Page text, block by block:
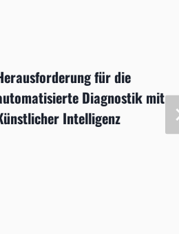
für die
Diagnostik mit
Intelligenz